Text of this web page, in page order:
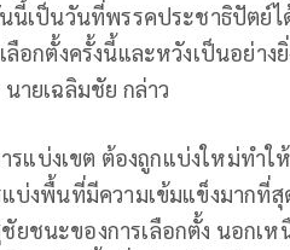
นี้เป็นวันที่พรรคประชาธิปัตย์
ลือกตั้งครั้งนี้และหวังเป็นอย่า
ายเฉลิมชัย กล่าว
รแบ่งเขต ต้องถูกแบ่งใหม่ทำ
บ่งพื้นที่มีความเข้มแข็งมากที่สุ
ชนะของการเลือกตั้ง นอกเห